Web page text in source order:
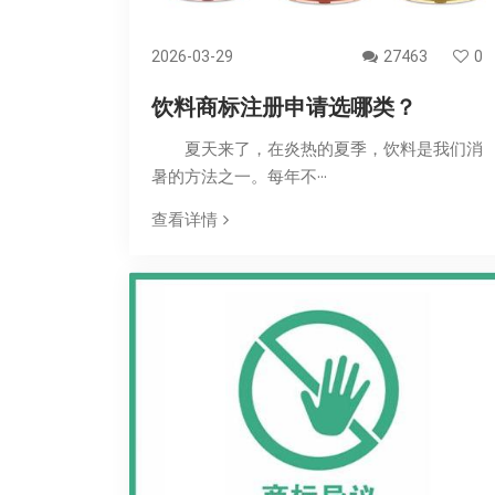
2026-03-29 27463 0
饮料商标注册申请选哪类？
夏天来了，在炎热的夏季，饮料是我们消
暑的方法之一。每年不···
查看详情